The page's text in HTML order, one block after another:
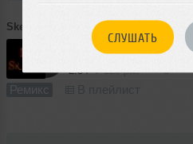
СЛУШАТЬ
SkeeD JT SkeeD - Богатырская песня(lil jon - ты
2:34 125 раз 5
Ремикс